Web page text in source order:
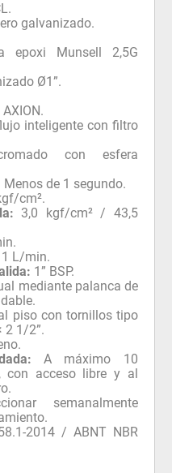
galvanizado.
epoxi Munsell 2,5G
Ø1”.
inteligente con filtro
con esfera
Menos de 1 segundo.
cm².
3,0 kgf/cm² / 43,5
L/min.
1” BSP.
mediante palanca de
piso con tornillos tipo
2 1/2”.
A máximo 10
con acceso libre y al
semanalmente
2014 / ABNT NBR